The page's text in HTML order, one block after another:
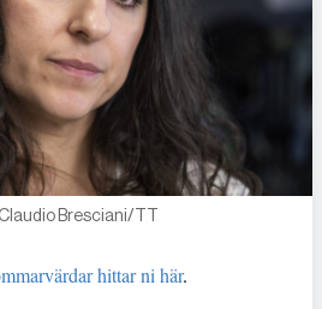
Bresciani/TT
hittar ni här.